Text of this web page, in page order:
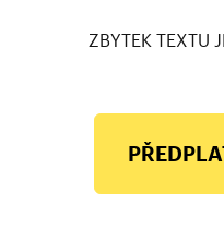
Na Nový Zéland se stěhuje stále
ZBYTEK TEXTU